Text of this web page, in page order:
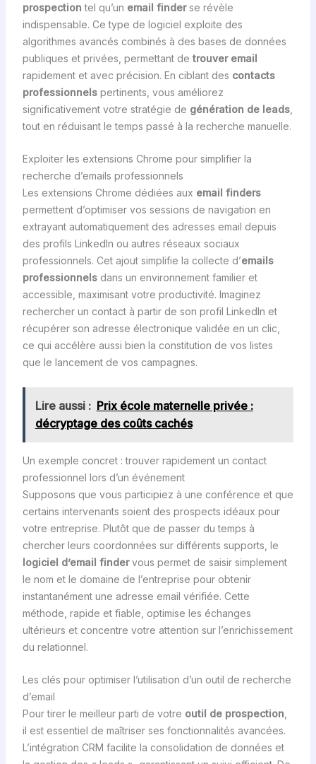
prospection tel qu’un email finderse révèle
indispensable. Ce type de logiciel exploite des
algorithmes avancés combinés à des bases de données
publiques et privées, permettant de trouver email
rapidement et avec précision. En ciblant des contacts
professionnelspertinents, vous améliorez
significativement votre stratégie de génération de leads,
tout en réduisant le temps passé à la recherche manuelle.
Exploiter les extensions Chrome pour simplifier la
recherche d’emails professionnels
Les extensions Chrome dédiées aux email finders
permettent d’optimiser vos sessions de navigation en
extrayant automatiquement des adresses email depuis
des profils LinkedIn ou autres réseaux sociaux
professionnels. Cet ajout simplifie la collecte d’emails
professionnelsdans un environnement familier et
accessible, maximisant votre productivité. Imaginez
rechercher un contact à partir de son profil LinkedIn et
récupérer son adresse électronique validée en un clic,
ce qui accélère aussi bien la constitution de vos listes
que le lancement de vos campagnes.
Lire aussi : Prix école maternelle privée :
décryptage des coûts cachés
Un exemple concret : trouver rapidement un contact
professionnel lors d’un événement
Supposons que vous participiez à une conférence et que
certains intervenants soient des prospects idéaux pour
votre entreprise. Plutôt que de passer du temps à
chercher leurs coordonnées sur différents supports, le
logiciel d’email findervous permet de saisir simplement
le nom et le domaine de l’entreprise pour obtenir
instantanément une adresse email vérifiée. Cette
méthode, rapide et fiable, optimise les échanges
ultérieurs et concentre votre attention sur l’enrichissement
du relationnel.
Les clés pour optimiser l’utilisation d’un outil de recherche
d’email
Pour tirer le meilleur parti de votre outil de prospection
il est essentiel de maîtriser ses fonctionnalités avancées.
L’intégration CRM facilite la consolidation de données et